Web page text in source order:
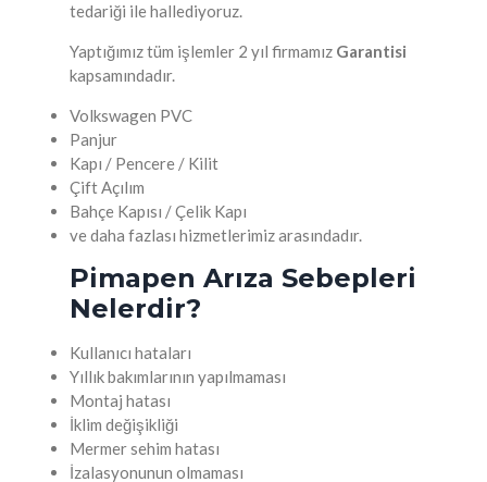
tedariği ile hallediyoruz.
Yaptığımız tüm işlemler 2 yıl firmamız Garantisi
kapsamındadır.
Volkswagen PVC
Panjur
Kapı / Pencere / Kilit
Çift Açılım
Bahçe Kapısı / Çelik Kapı
ve daha fazlası hizmetlerimiz arasındadır.
Pimapen Arıza Sebepleri
Nelerdir?
Kullanıcı hataları
Yıllık bakımlarının yapılmaması
Montaj hatası
İklim değişikliği
Mermer sehim hatası
İzalasyonunun olmaması